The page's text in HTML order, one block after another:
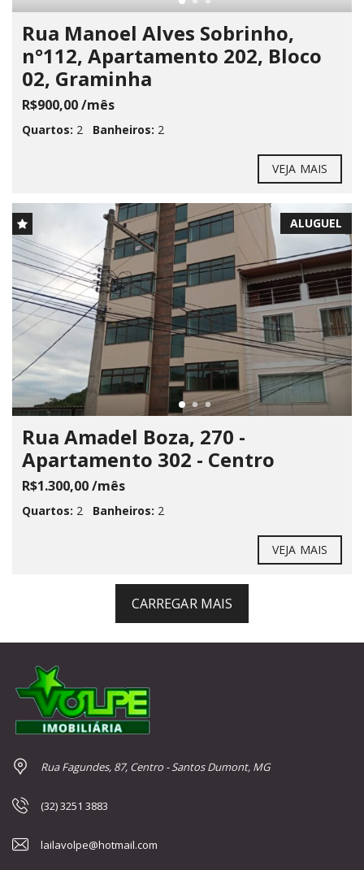
Rua Manoel Alves Sobrinho,
n°112, Apartamento 202, Bloco
02, Graminha
R$900,00 /mês
Quartos: 2 Banheiros: 2
VEJA MAIS
ALUGUEL
Rua Amadel Boza, 270 -
Apartamento 302 - Centro
R$1.300,00 /mês
Quartos: 2 Banheiros: 2
VEJA MAIS
CARREGAR MAIS
Rua Fagundes, 87, Centro - Santos Dumont, MG
(32) 3251 3883
lailavolpe@hotmail.com